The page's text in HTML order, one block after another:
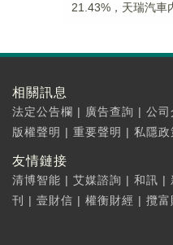
21.43%，天瑞汽車
相關訊息
法定公告欄 | 廣告查詢 | 公司
版權聲明 | 重要聲明 | 私隱政
友情鏈接
清博智能 | 艾媒諮詢 | 和訊 |
刊
| 壹財信 | 權衡財經 | 攬富